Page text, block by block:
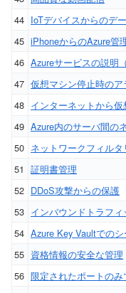
44 IoTデバイスからのデ
45 iPhoneからのAzure管
46 Azureサービスの説明
47 仮想マシン停止時の
48 インターネットから
49 Azure内のサーバ間の
50 ネットワークフィルタ
51 証明書管理
52 DDoS攻撃からの保護
53 インバウンドトラフ
54 Azure Key Vaultでの
55 資格情報の安全な管理
56 限定されたポートの